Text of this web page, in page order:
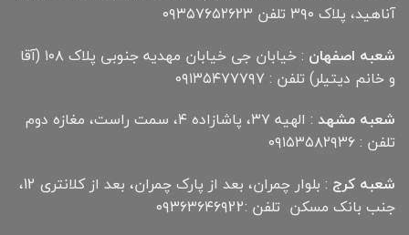
آناهید، پلاک ۳۹۰ تلفن ۰۹۳۵۷۶۵۲۶۲۳
شعبه اصفهان
: خیابان جی خیابان مهدیه جنوبی پلاک ۱۰۸ (آقا
و خانم دیتیلر) تلفن : ۰۹۱۳۵۴۷۷۷۹۷
شعبه مشهد
: الهیه ۳۷، پاشازاده ۴، سمت راست، مغازه دوم
تلفن : ۰۹۱۵۳۵۸۲۹۳۶
شعبه کرج
: بلوار چمران، بعد از پارک چمران، بعد از کلانتری 12،
جنب بانک مسکن تلفن :۰۹۳۶۳۶۴۶۹22